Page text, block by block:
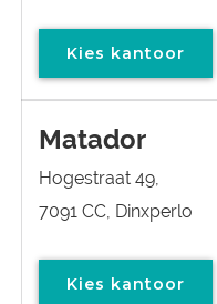
Kies kantoor
Matador
Hogestraat 49,
7091 CC, Dinxperlo
Kies kantoor